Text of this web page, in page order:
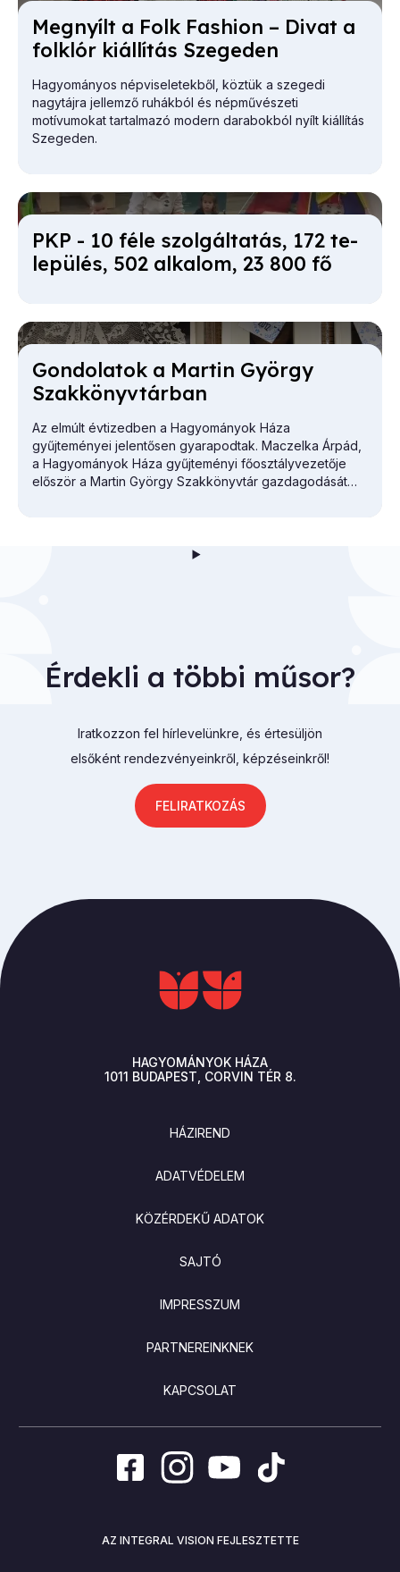
Meg­nyílt a Folk Fashi­on – Di­vat a
folk­lór ki­ál­lí­tás Sze­ge­den
Hagyományos népviseletekből, köztük a szegedi
nagytájra jellemző ruhákból és népművészeti
motívumokat tartalmazó modern darabokból nyílt kiállítás
Szegeden.
PKP - 10 fé­le szol­gál­ta­tás, 172 te­
le­pü­lés, 502 al­ka­lom, 23 800 fő
Gon­do­la­tok a Mar­tin György
Szak­könyv­tár­ban
Az elmúlt évtizedben a Hagyományok Háza
gyűjteményei jelentősen gyarapodtak. Maczelka Árpád,
a Hagyományok Háza gyűjteményi főosztályvezetője
először a Martin György Szakkönyvtár gazdagodását
Érdekli a többi műsor?
Iratkozzon fel hírlevelünkre, és értesüljön
elsőként rendezvényeinkről, képzéseinkről!
FELIRATKOZÁS
HAGYOMÁNYOK HÁZA
1011 BUDAPEST CORVIN TÉR 8.
HÁZIREND
ADATVÉDELEM
KÖZÉRDEKŰ ADATOK
SAJTÓ
IMPRESSZUM
PARTNEREINKNEK
KAPCSOLAT
AZ INTEGRAL VISION FEJLESZTETTE